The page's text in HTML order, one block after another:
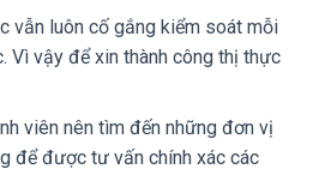
vẫn luôn cố gắng kiểm soát mỗi
Vì vậy để xin thành công thị thực
viên nên tìm đến những đơn vị
để được tư vấn chính xác các